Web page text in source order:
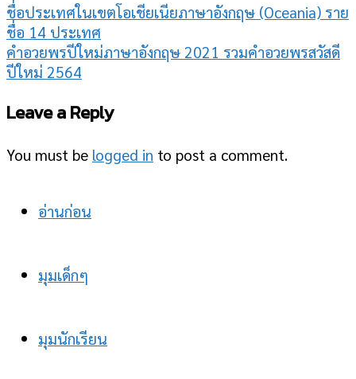
ชื่อประเทศในเขตโอเชียเนียภาษาอังกฤษ (Oceania) ราย
ชื่อ 14 ประเทศ
คําอวยพรปีใหม่ภาษาอังกฤษ 2021 รวมคำอวยพรสวัสดี
ปีใหม่ 2564
Leave a Reply
You must be logged in to post a comment.
อ่านก่อน
มุมเด็กๆ
มุมนักเรียน